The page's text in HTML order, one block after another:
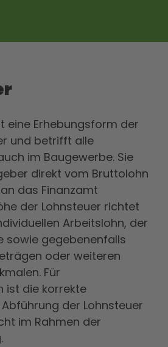
eine Erhebungsform der
und betrifft alle
im Baugewerbe. Sie
direkt vom Bruttolohn
das Finanzamt
der Lohnsteuer richtet
Arbeitslohn, der
sowie gegebenenfalls
oder weiteren
Für
ist die korrekte
der Lohnsteuer
im Rahmen der